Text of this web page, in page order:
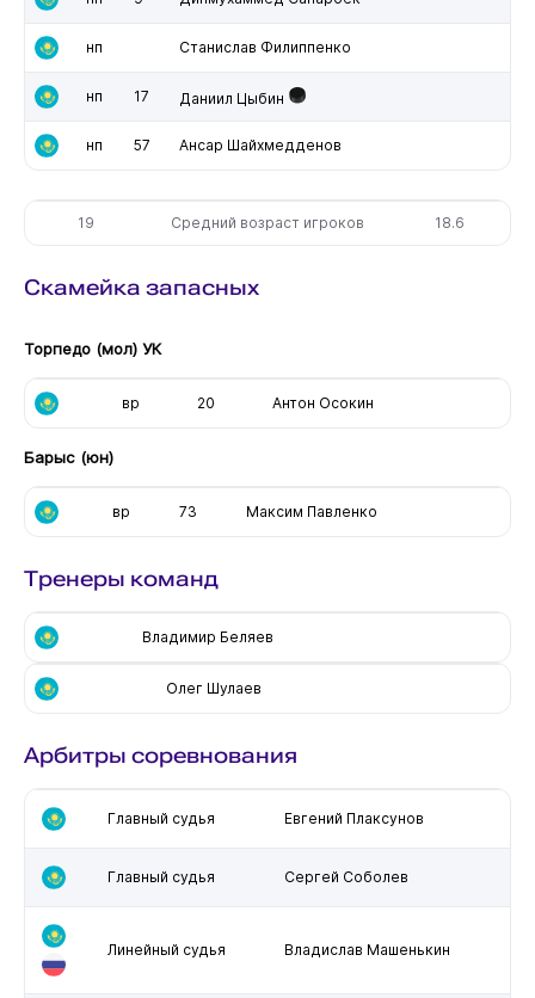
нп Станислав Филиппенко
нп 17 Даниил Цыбин
нп 57 Ансар Шайхмедденов
19 Средний возраст игроков 18.6
Скамейка запасных
Торпедо (мол) УК
вр 20 Антон Осокин
Барыс (юн)
вр 73 Максим Павленко
Тренеры команд
Владимир Беляев
Олег Шулаев
Арбитры соревнования
Главный судья Евгений Плаксунов
Главный судья Сергей Соболев
Линейный судья Владислав Машенькин